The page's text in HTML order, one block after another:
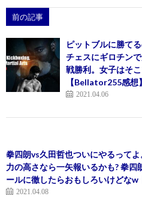
前の記事
ピットブルに勝て
チェスにギロチン
戦勝利。女子はそ
【Bellator255感想】
2021.04.06
拳四朗vs久田哲也ついにやるって
力の高さなら一矢報いるかも? 拳四
ールに徹したらおもしろいけどなw
2021.04.08